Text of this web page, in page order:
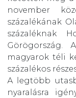
november
százalékának
százaléknak
Görögország.
magyarok téli
százalékos
A legtöbb
nyaralásra